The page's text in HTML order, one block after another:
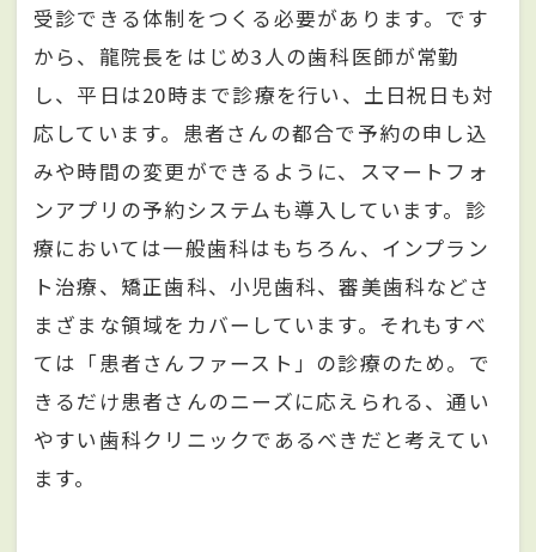
受診できる体制をつくる必要があります。です
から、龍院長をはじめ3人の歯科医師が常勤
し、平日は20時まで診療を行い、土日祝日も対
応しています。患者さんの都合で予約の申し込
みや時間の変更ができるように、スマートフォ
ンアプリの予約システムも導入しています。診
療においては一般歯科はもちろん、インプラン
ト治療、矯正歯科、小児歯科、審美歯科などさ
まざまな領域をカバーしています。それもすべ
ては「患者さんファースト」の診療のため。で
きるだけ患者さんのニーズに応えられる、通い
やすい歯科クリニックであるべきだと考えてい
ます。